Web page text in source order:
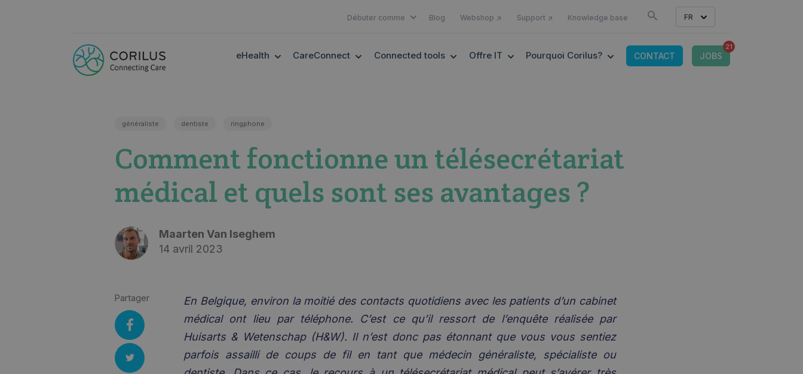
Débuter comme SHOW SUBMENU FOR DÉBUTER COMME
Blog Webshop ↗ Support ↗ Knowledge base FR
eHealth SHOW SUBMENU FOR EHEALTH
CareConnect SHOW SUBMENU FOR CARECONNECT
Connected tools SHOW SUBMENU FOR CONNECTED TOOLS
Offre IT SHOW SUBMENU FOR OFFRE IT
Pourquoi Corilus? SHOW SUBMENU FOR POURQUOI CORILUS?
CONTACT JOBS
21
généraliste dentiste ringphone
Comment fonctionne un télésecrétariat
médical et quels sont ses avantages ?
Maarten Van Iseghem
14 avril 2023
Partager
En Belgique, environ la moitié des contacts quotidiens avec les patients d’un cabinet
médical ont lieu par téléphone. C’est ce qu’il ressort de l’enquête réalisée par
Huisarts & Wetenschap(H&W). Il n’est donc pas étonnant que vous vous sentiez
parfois assailli de coups de fil en tant que médecin généraliste, spécialiste ou